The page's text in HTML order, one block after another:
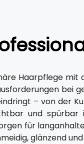
Haarpflege mit
bei
– von der
und
für
glänzend